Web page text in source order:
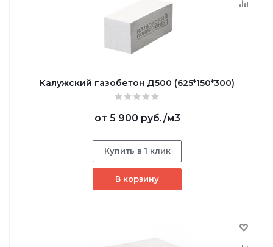
Калужский газобетон Д500 (625*150*300)
от 5 900 руб./м3
Купить в 1 клик
В корзину